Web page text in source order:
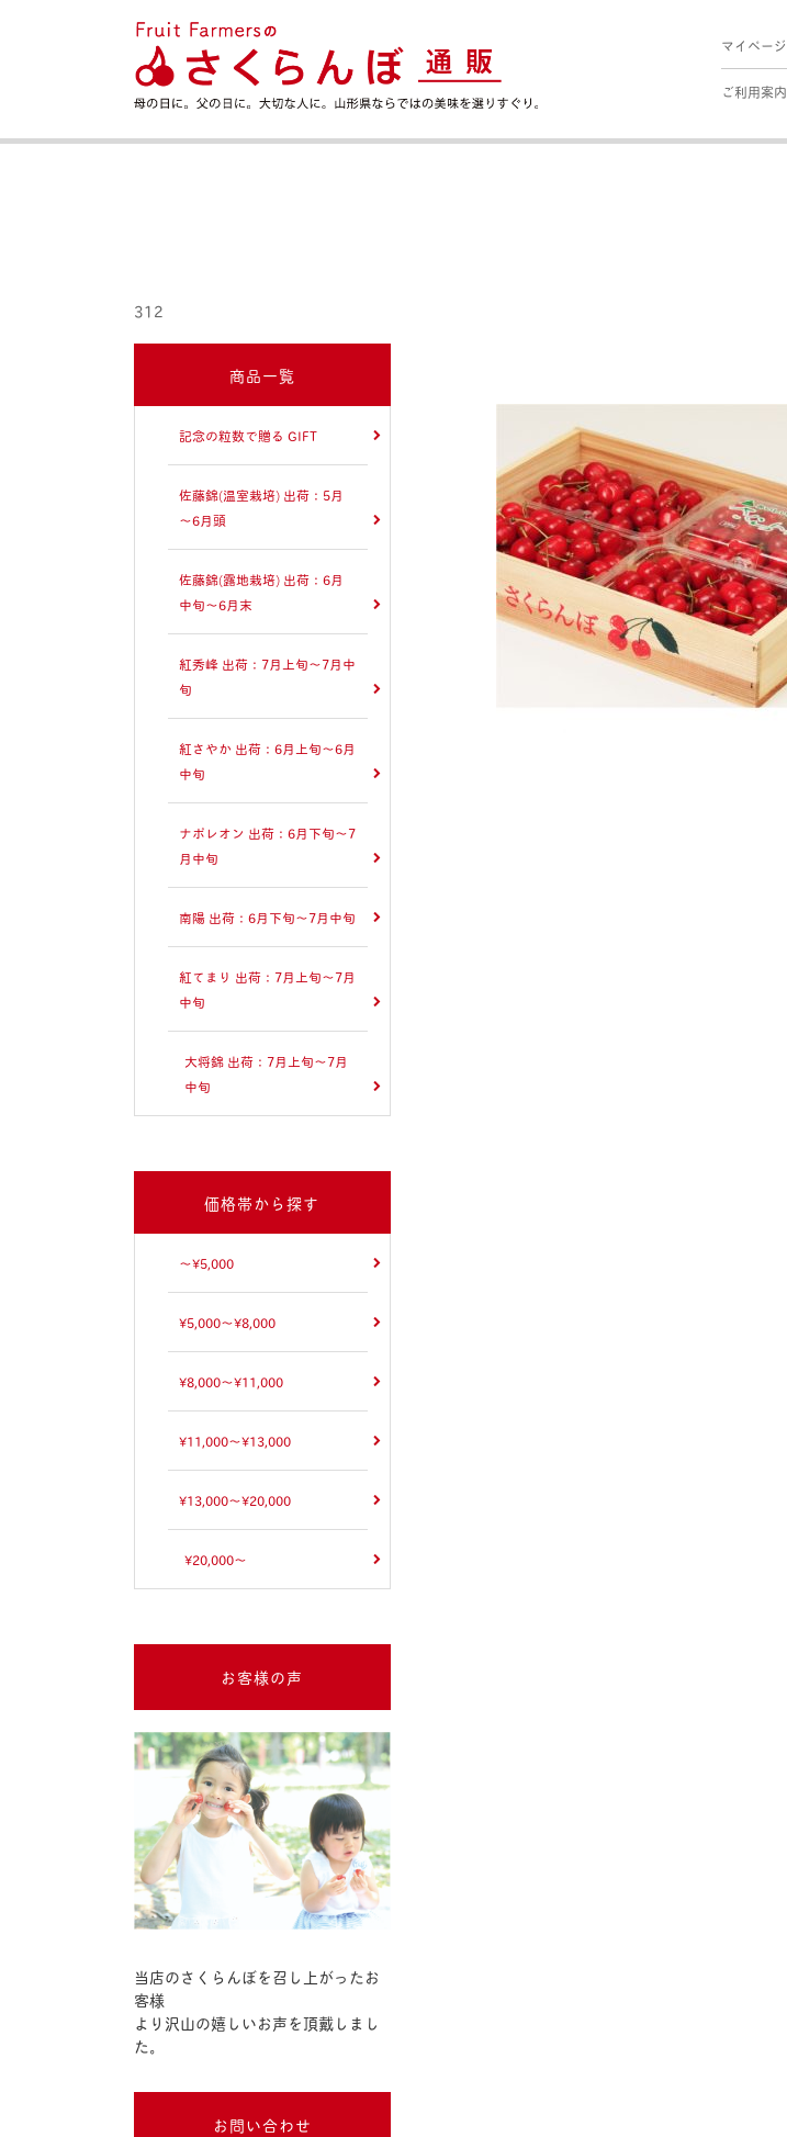
マイページ
ご利用案内
312
商品一覧
記念の粒数で贈る GIFT
佐藤錦(温室栽培) 出荷：5月
～6月頭
佐藤錦(露地栽培) 出荷：6月
中旬～6月末
紅秀峰 出荷：7月上旬～7月中
旬
紅さやか 出荷：6月上旬～6月
中旬
ナポレオン 出荷：6月下旬～7
月中旬
南陽 出荷：6月下旬～7月中旬
紅てまり 出荷：7月上旬～7月
中旬
大将錦 出荷：7月上旬～7月
中旬
価格帯から探す
～¥5,000
¥5,000～¥8,000
¥8,000～¥11,000
¥11,000～¥13,000
¥13,000～¥20,000
¥20,000～
お客様の声
当店のさくらんぼを召し上がったお
客様
より沢山の嬉しいお声を頂戴しまし
た。
お問い合わせ